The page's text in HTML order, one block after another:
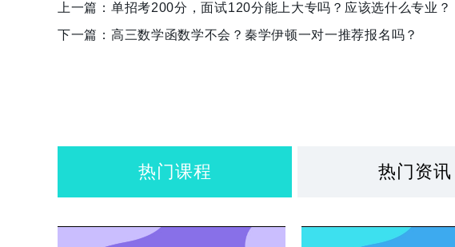
上一篇： 单招考200分，面试120分能上大专吗？应该选什么专业？
下一篇： 高三数学函数学不会？秦学伊顿一对一推荐报名吗？
热门课程 热门资讯